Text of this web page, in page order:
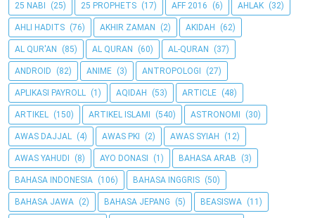
25 NABI (25) 25 PROPHETS (17) AFF 2016 (6) AHLAK (32)
AHLI HADITS (76) AKHIR ZAMAN (2) AKIDAH (62)
AL QUR'AN (85) AL QURAN (60) AL-QURAN (37)
ANDROID (82) ANIME (3) ANTROPOLOGI (27)
APLIKASI PAYROLL (1) AQIDAH (53) ARTICLE (48)
ARTIKEL (150) ARTIKEL ISLAMI (540) ASTRONOMI (30)
AWAS DAJJAL (4) AWAS PKI (2) AWAS SYIAH (12)
AWAS YAHUDI (8) AYO DONASI (1) BAHASA ARAB (3)
BAHASA INDONESIA (106) BAHASA INGGRIS (50)
BAHASA JAWA (2) BAHASA JEPANG (5) BEASISWA (11)